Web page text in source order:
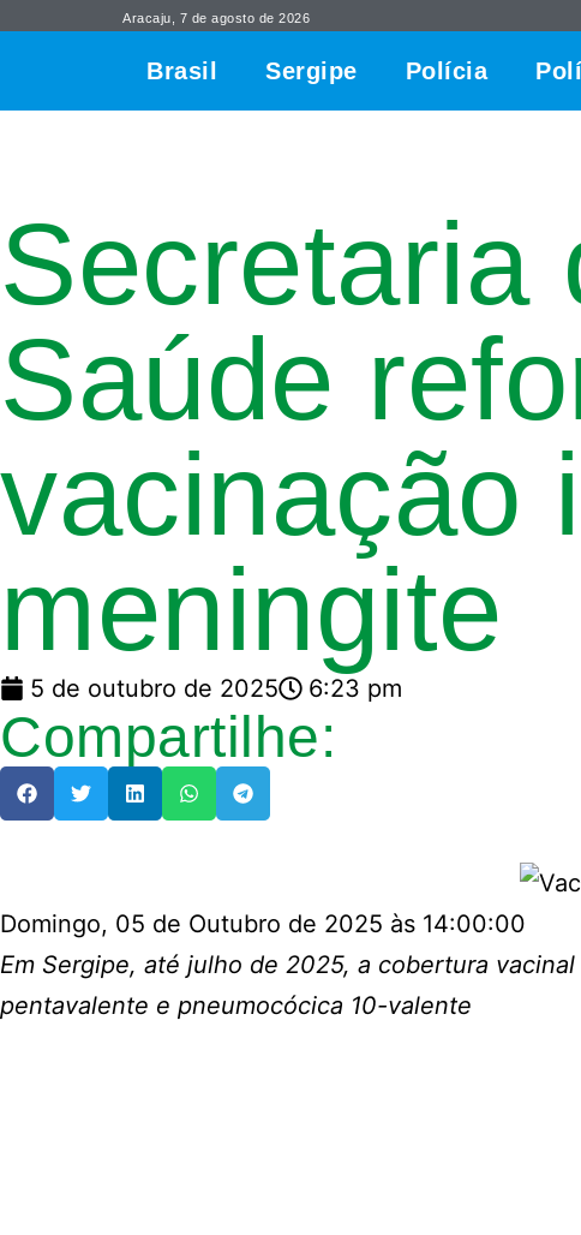
Aracaju, 7 de agosto de 2026
Brasil Sergipe Polícia
Secretaria
Saúde
vacinação
meningite
5 de outubro de 2025 6:23 pm
Compartilhe:
Domingo, 05 de Outubro de 2025 às 14:00:00
Em Sergipe, até julho de 2025, a cobertura
pentavalente e pneumocócica 10-valente